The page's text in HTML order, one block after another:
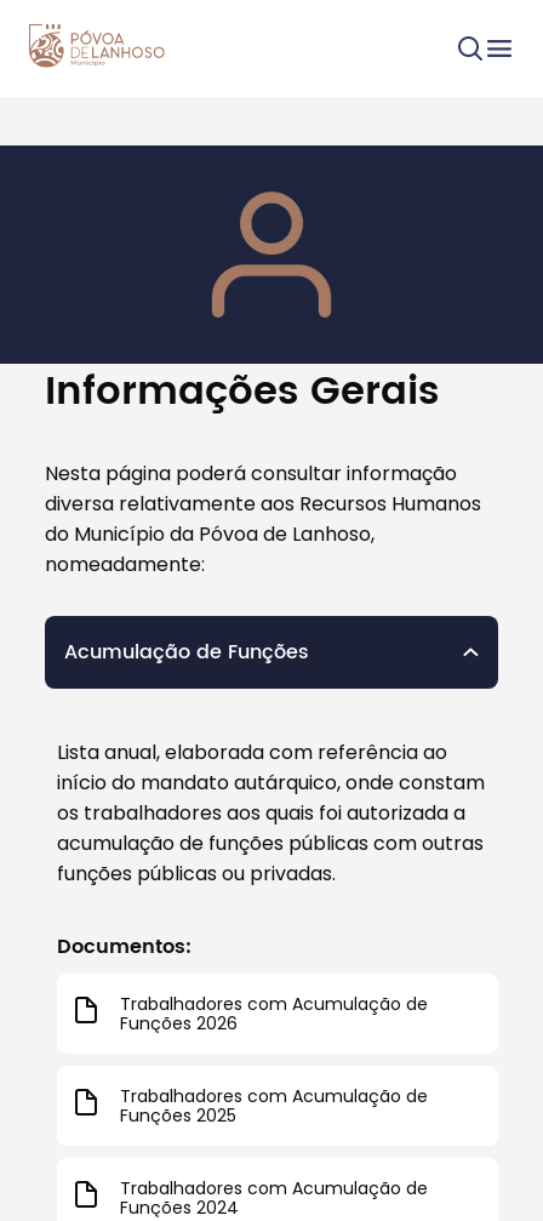
Tipo de conteúdo
Filtros
Informações Gerais
Nesta página poderá consultar informação
diversa relativamente aos Recursos Humanos
do Município da Póvoa de Lanhoso,
nomeadamente:
Acumulação de Funções
Lista anual, elaborada com referência ao
início do mandato autárquico, onde constam
os trabalhadores aos quais foi autorizada a
acumulação de funções públicas com outras
funções públicas ou privadas.
Documentos:
Trabalhadores com Acumulação de
Funções 2026
Trabalhadores com Acumulação de
Funções 2025
Trabalhadores com Acumulação de
Funções 2024